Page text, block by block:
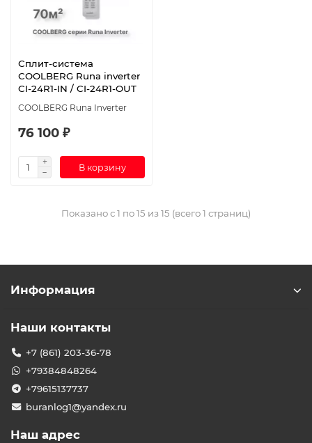
Сплит-система
СOOLBERG Runa inverter
CI-24R1-IN / CI-24R1-OUT
СOOLBERG Runa Inverter
76 100 ₽
В корзину
Показано с 1 по 15 из 15 (всего 1 страниц)
Информация
Наши контакты
+7 (861) 203-36-78
+79384848264
+79615137737
buranlog1@yandex.ru
Наш адрес